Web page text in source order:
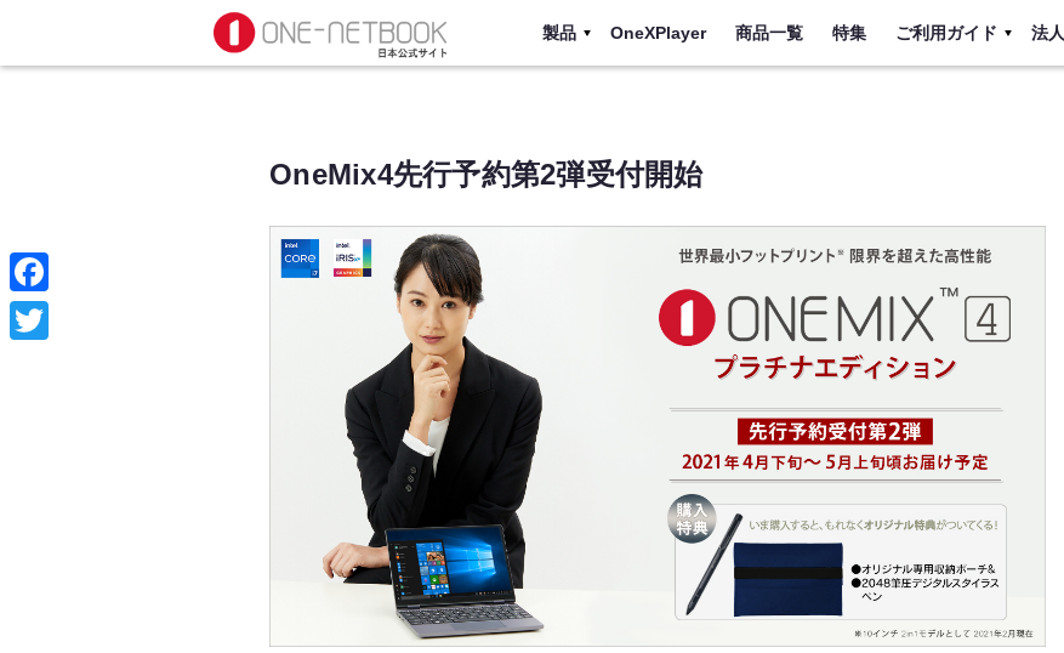
製品 OneXPlayer 商品一覧 特集 ご利用ガイド 法人
OneMix4先行予約第2弾受付開始
F